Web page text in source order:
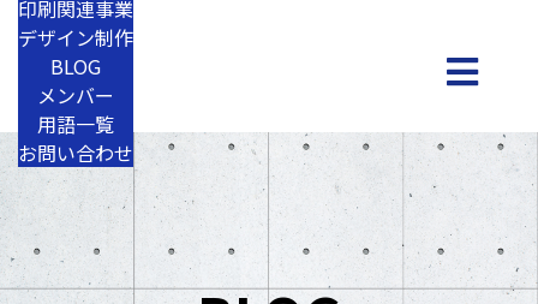
印刷関連事業
デザイン制作
BLOG
メンバー
用語一覧
お問い合わせ